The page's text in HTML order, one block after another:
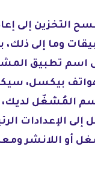
التخزين إلى
وما إلى
اسم تطبيق
المُشغّل
إلى الإعدادات
أو اللانشر